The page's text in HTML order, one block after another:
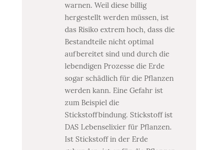
warnen. Weil diese billig
hergestellt werden müssen, ist
das Risiko extrem hoch, dass die
Bestandteile nicht optimal
aufbereitet sind und durch die
lebendigen Prozesse die Erde
sogar schädlich für die Pflanzen
werden kann. Eine Gefahr ist
zum Beispiel die
Stickstoffbindung. Stickstoff ist
DAS Lebenselixier für Pflanzen.
Ist Stickstoff in der Erde